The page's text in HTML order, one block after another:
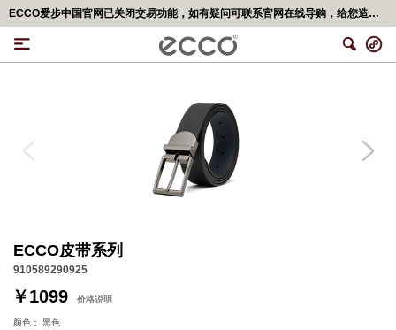
ECCO皮带系列
910589290925
￥1099 价格说明
颜色： 黑色
ECCO爱步中国官网已关闭交易功能，如有疑问可联系官网在线导购，给您造成不便，深表歉意！更多精彩优惠活动,可移步<ECCO爱步官网小程序>